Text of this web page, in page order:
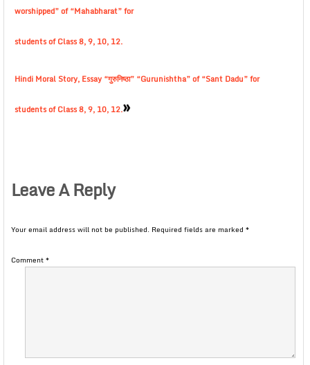
worshipped” of “Mahabharat” for
students of Class 8, 9, 10, 12.
Hindi Moral Story, Essay “गुरुनिष्ठा” “Gurunishtha” of “Sant Dadu” for
students of Class 8, 9, 10, 12.»
Leave A Reply
Your email address will not be published. Required fields are marked *
Comment*